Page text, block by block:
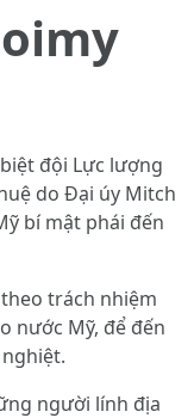
đội Lực lượng
do Đại úy Mitch
bí mật phái đến
trách nhiệm
nước Mỹ, để đến
người lính địa